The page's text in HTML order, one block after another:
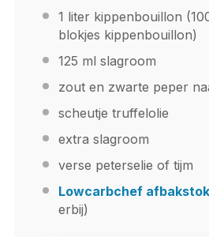
1 liter kippenbouillon (
blokjes kippenbouillon)
125 ml slagroom
zout en zwarte peper
scheutje truffelolie
extra slagroom
verse peterselie of tijm
Lowcarbchef
erbij)